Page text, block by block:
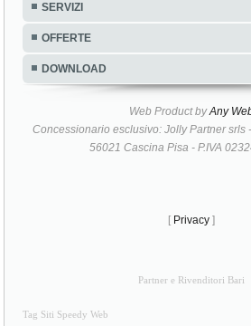
SERVIZI
OFFERTE
DOWNLOAD
Web Product byAny
Concessionario esclusivo: Jolly Partner srls
56021 Cascina Pisa - P.IVA
[ Privacy ]
Partner e Rivenditori Bari
Tag Siti Speedy Web